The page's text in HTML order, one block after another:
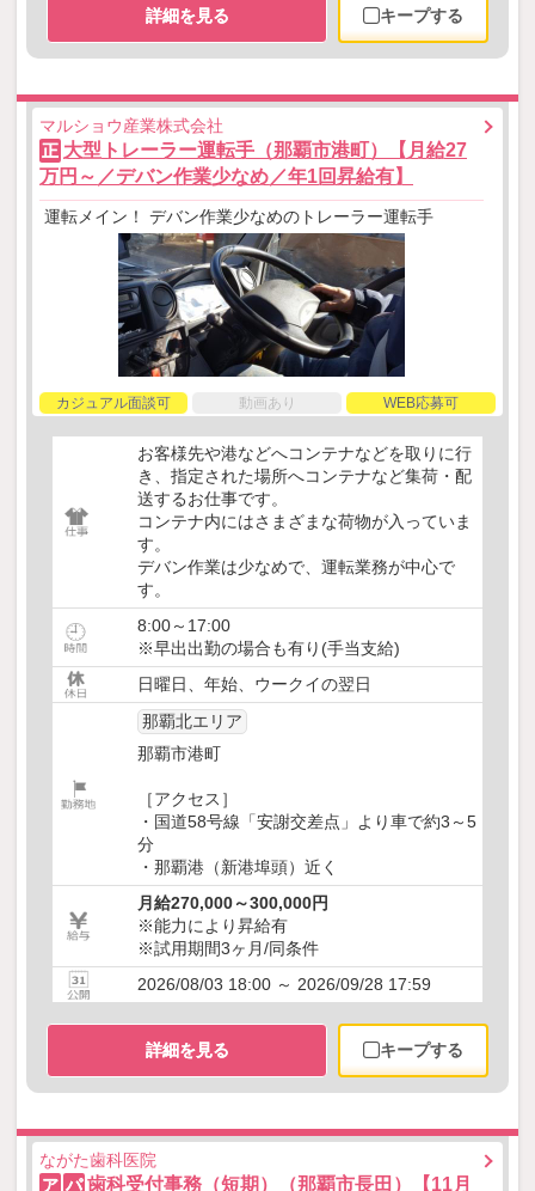
詳細を見る キープする
マルショウ産業株式会社
正 大型トレーラー運転手（那覇市港町）【月給27
万円～／デバン作業少なめ／年1回昇給有】
運転メイン！ デバン作業少なめのトレーラー運転手
カジュアル面談可 動画あり WEB応募可
お客様先や港などへコンテナなどを取りに行
き、指定された場所へコンテナなど集荷・配
送するお仕事です。
コンテナ内にはさまざまな荷物が入っていま
す。
デバン作業は少なめで、運転業務が中心で
す。
8:00～17:00
※早出出勤の場合も有り(手当支給)
日曜日、年始、ウークイの翌日
那覇北エリア
那覇市港町
［アクセス］
・国道58号線「安謝交差点」より車で約3～5
分
・那覇港（新港埠頭）近く
月給270,000～300,000円
※能力により昇給有
※試用期間3ヶ月/同条件
2026/08/03 18:00 ～ 2026/09/28 17:59
詳細を見る キープする
ながた歯科医院
ア パ 歯科受付事務（短期）（那覇市長田）【11月